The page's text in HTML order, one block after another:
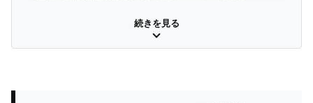
CoinChief-VC Roundのドメイン・ライセンスから見る
続きを見る